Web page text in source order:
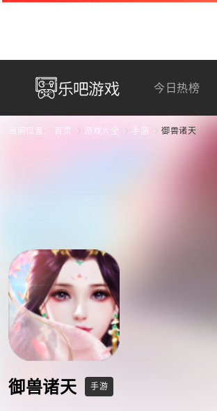
今日热榜
当前位置： 首页 游戏大全 手游 御兽诸天
御兽诸天 手游